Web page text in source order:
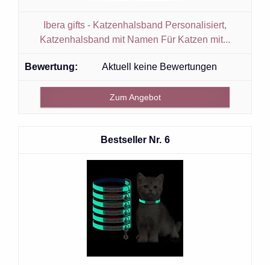
Ibera gifts - Katzenhalsband Personalisiert,
Katzenhalsband mit Namen Für Katzen mit...
Aktuell keine Bewertungen
Zum Angebot
6